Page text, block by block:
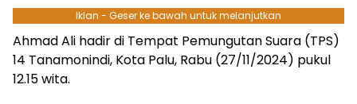
Iklan - Geser ke bawah untuk melanjutkan
Ahmad Ali hadir di Tempat Pemungutan Suara (TPS)
14 Tanamonindi, Kota Palu, Rabu (27/11/2024) pukul
12.15 wita.